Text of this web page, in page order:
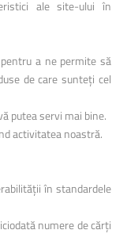
ale site-ului în
a ne permite să
de care sunteți cel
putea servi mai bine.
activitatea noastră.
în standardele
numere de cărți